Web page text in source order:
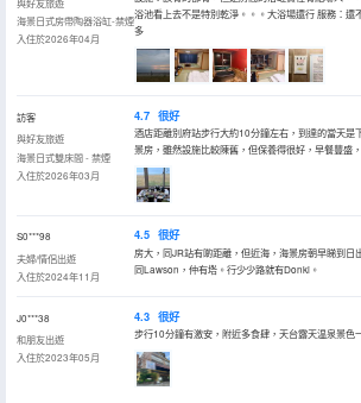
與好友旅遊
海景日式房帶陶器浴缸-禁煙
入住於2026年04月
浴池看上去不是特別乾淨。。。大浴場還行 服務：還
多
訪客
與好友旅遊
海景日式雙床間 - 禁煙
入住於2026年03月
4.7 很好
酒店距離別府站步行大約10分鐘左右，到達的當天是
景房，雖然設施比較陳舊，但保養得很好，早餐豐盛
S0***98
夫婦/情侶出遊
入住於2024年11月
4.5 很好
房大，同JR站有啲距離，但近海，海景房朝早睇到日
同Lawson，仲有塔。行少少路就有Donki。
J0***38
和朋友出遊
入住於2023年05月
4.3 很好
步行10分鐘有激安，附近多食肆，天台露天温泉景色